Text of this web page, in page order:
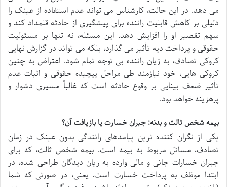
می دهد. در این حالت، کارشناس می تواند عدم استفاده از عینک را
دلیلی بر کاهش قابلیت راننده برای پیشگیری از حادثه قلمداد کند و
سهم تقصیر او را افزایش دهد. این مسئله، نه تنها بر مسئولیت
حقوقی و پرداخت دیه تأثیر می گذارد، بلکه می تواند در گزارش نهایی
کروکی تصادف، به زیان راننده بی توجه تمام شود. اعتراض به چنین
کروکی هایی، خود نیازمند طی مراحل پیچیده حقوقی و اثبات عدم
تأثیر ضعف بینایی بر وقوع حادثه است که غالباً مسیری دشوار و
پرهزینه خواهد بود.
بیمه شخص ثالث و بدنه: جبران خسارت یا بازیافت آن؟
یکی از نگران کننده ترین پیامدهای رانندگی بدون عینک در زمان
تصادف، مسائل مربوط به بیمه است. بیمه شخص ثالث، که برای
جبران خسارات جانی و مالی وارده به زیان دیدگان طراحی شده، در
ابتدا موظف به پرداخت خسارت است. یعنی، در صورتی که شما